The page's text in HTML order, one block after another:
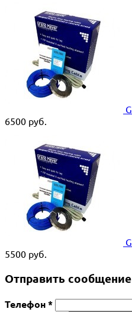
6500 руб.
5500 руб.
Отправить сообщение
Телефон *